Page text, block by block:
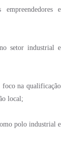
e
setor industrial e
na qualificação
local;
polo industrial e